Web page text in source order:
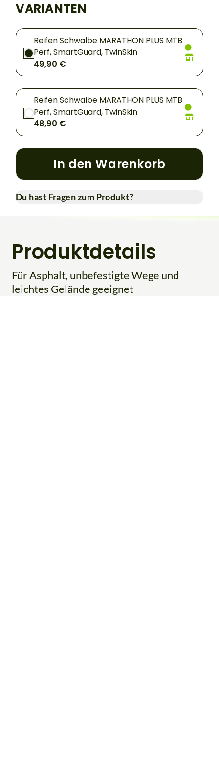
VARIANTEN
Reifen Schwalbe MARATHON PLUS MTB
Perf, SmartGuard, TwinSkin
49,90 €
Reifen Schwalbe MARATHON PLUS MTB
Perf, SmartGuard, TwinSkin
48,90 €
In den Warenkorb
Du hast Fragen zum Produkt?
Produktdetails
Für Asphalt, unbefestigte Wege und
leichtes Gelände geeignet